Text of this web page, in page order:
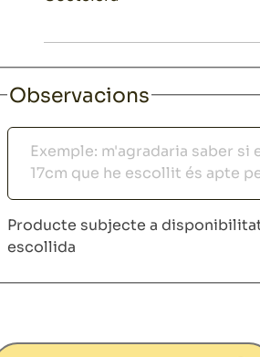
Observacions
Observacions
Producte subjecte a
escollida